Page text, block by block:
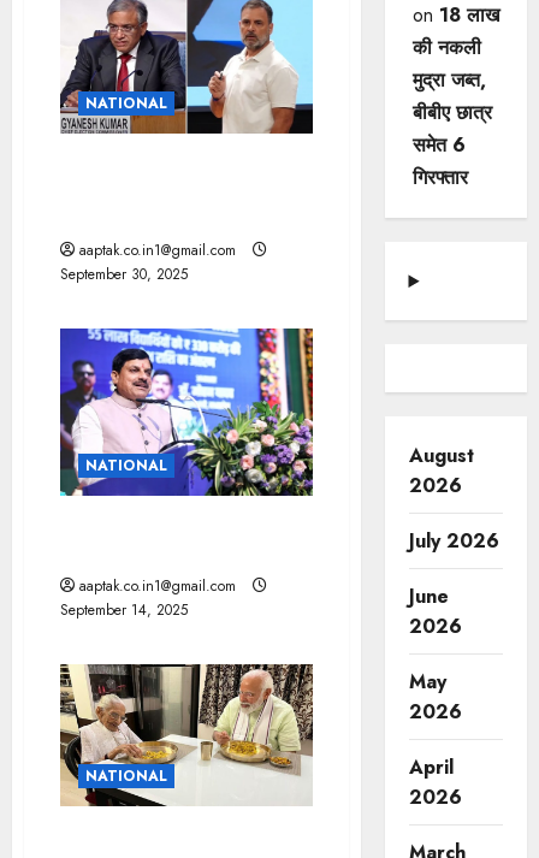
NATIONAL
aaptak.co.in1@gmail.com
September 30, 2025
NATIONAL
aaptak.co.in1@gmail.com
September 14, 2025
NATIONAL
on 18 लाख
की नकली
मुद्रा जब्त,
बीबीए छात्र
समेत 6
गिरफ्तार
August
2026
July 2026
June
2026
May
2026
April
2026